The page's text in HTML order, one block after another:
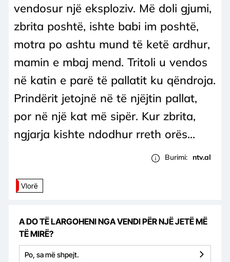
vendosur një eksploziv. Më doli gjumi,
zbrita poshtë, ishte babi im poshtë,
motra po ashtu mund të ketë ardhur,
mamin e mbaj mend. Tritoli u vendos
në katin e parë të pallatit ku qëndroja.
Prindërit jetojnë në të njëjtin pallat,
por në një kat më sipër. Kur zbrita,
ngjarja kishte ndodhur rreth orës...
Burimi: ntv.al
Vlorë
A DO TË LARGOHENI NGA VENDI PËR NJË JETË MË
TË MIRË?
Po, sa më shpejt.